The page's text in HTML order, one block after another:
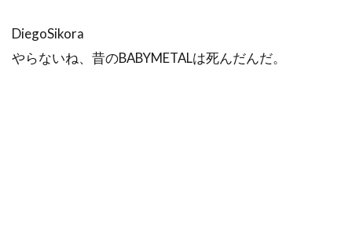
DiegoSikora
やらないね、昔のBABYMETALは死んだんだ。